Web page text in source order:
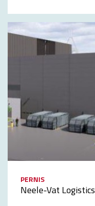
PERNIS
Neele-Vat Logistics